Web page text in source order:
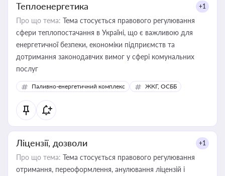
Теплоенергетика +1
Про що тема: Тема стосується правового регулювання
сфери теплопостачання в Україні, що є важливою для
енергетичної безпеки, економіки підприємств та
дотримання законодавчих вимог у сфері комунальних
послуг
Паливно-енергетичний комплекс ЖКГ, ОСББ
Ліцензії, дозволи +1
Про що тема: Тема стосується правового регулювання
отримання, переоформлення, анулювання ліцензій і